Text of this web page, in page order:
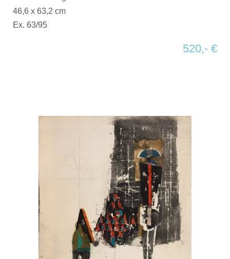
46,6 x 63,2 cm
Ex. 63/95
520,- €